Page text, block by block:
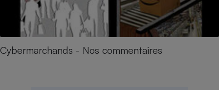
Cybermarchands - Nos commentaires